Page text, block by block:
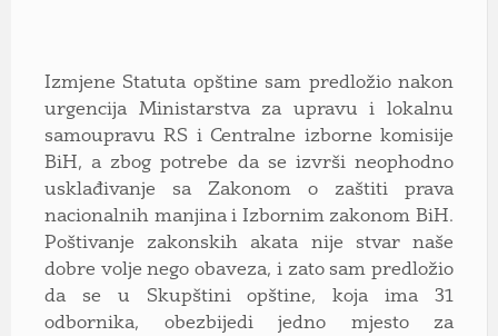
Izmjene Statuta opštine sam predložio nakon
urgencija Ministarstva za upravu i lokalnu
samoupravu RS i Centralne izborne komisije
BiH, a zbog potrebe da se izvrši neophodno
usklađivanje sa Zakonom o zaštiti prava
nacionalnih manjina i Izbornim zakonom BiH.
Poštivanje zakonskih akata nije stvar naše
dobre volje nego obaveza, i zato sam predložio
da se u Skupštini opštine, koja ima 31
odbornika, obezbijedi jedno mjesto za